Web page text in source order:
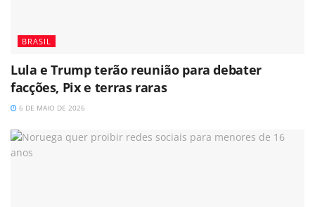
BRASIL
Lula e Trump terão reunião para debater
facções, Pix e terras raras
6 DE MAIO DE 2026